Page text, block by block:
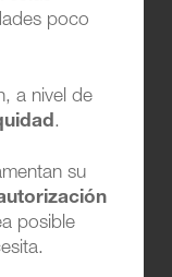
poco
a nivel de
.
su
posible